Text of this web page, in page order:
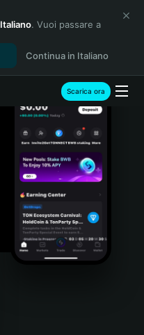
Italiano. Vuoi passare a
Continua in Italiano
Scarica ora